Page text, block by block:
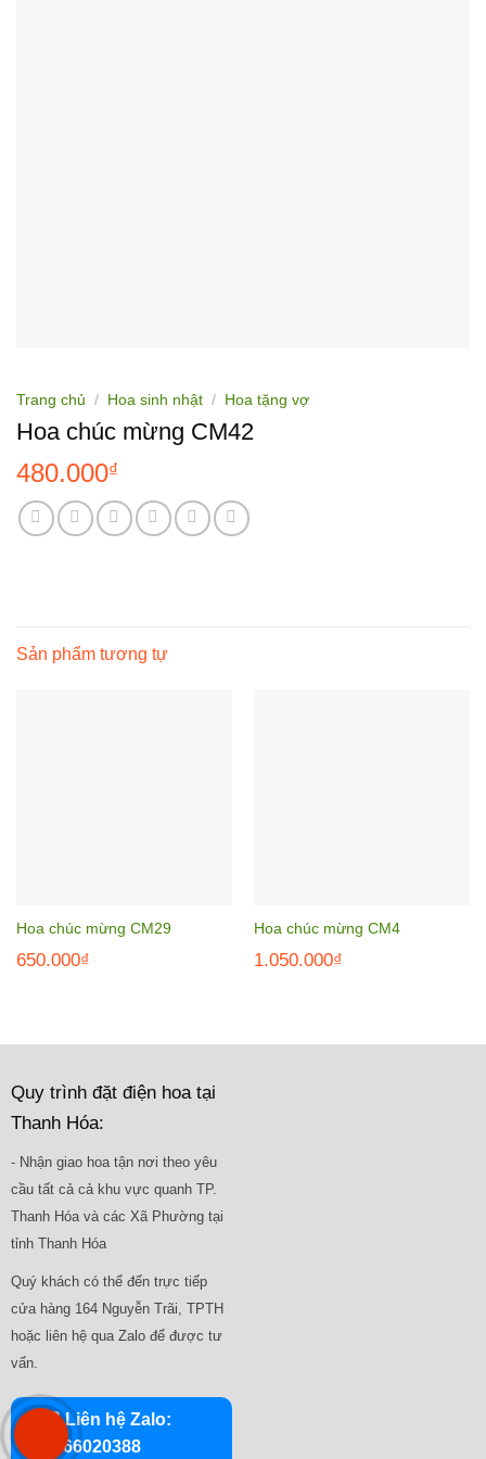
Trang chủ / Hoa sinh nhật / Hoa tặng vợ
Hoa chúc mừng CM42
480.000₫
Sản phẩm tương tự
Hoa chúc mừng CM29
650.000₫
Hoa chúc mừng CM4
1.050.000₫
Quy trình đặt điện hoa tại
Thanh Hóa:
- Nhận giao hoa tận nơi theo yêu
cầu tất cả cả khu vực quanh TP.
Thanh Hóa và các Xã Phường tại
tỉnh Thanh Hóa
Quý khách có thể đến trực tiếp
cửa hàng 164 Nguyễn Trãi, TPTH
hoặc liên hệ qua Zalo để được tư
vấn.
💬 Liên hệ Zalo:
0966020388